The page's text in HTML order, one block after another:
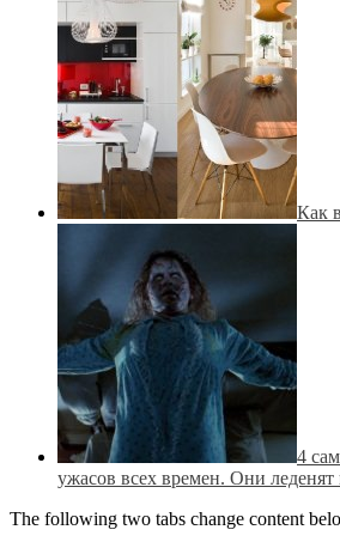
Как
4
ужасов всех времен. Они леденят
The following two tabs change content